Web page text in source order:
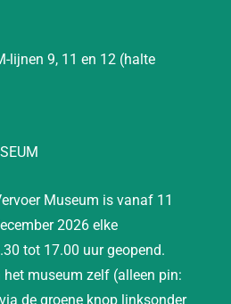
lijnen 9, 11 en 12 (halte
Museum is vanaf 11
2026 elke
tot 17.00 uur geopend.
museum zelf (alleen pin:
de groene knop linksonder